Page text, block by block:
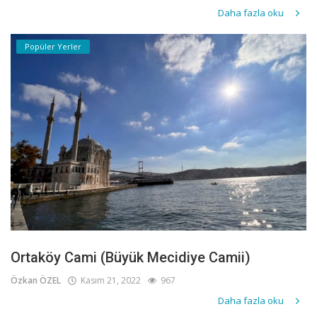
Daha fazla oku
Popüler Yerler
Ortaköy Cami (Büyük Mecidiye Camii)
Özkan ÖZEL Kasım 21, 2022 967
Daha fazla oku